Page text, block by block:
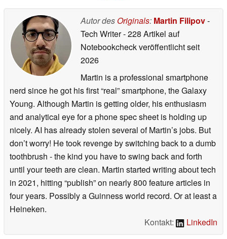
Autor des Originals: Martin Filipov-
Tech Writer- 228 Artikel auf
Notebookcheck veröffentlichtseit
2026
Martin is a professional smartphone
nerd since he got his first “real” smartphone, the Galaxy
Young. Although Martin is getting older, his enthusiasm
and analytical eye for a phone spec sheet is holding up
nicely. AI has already stolen several of Martin’s jobs. But
don’t worry! He took revenge by switching back to a dumb
toothbrush - the kind you have to swing back and forth
until your teeth are clean. Martin started writing about tech
in 2021, hitting “publish” on nearly 800 feature articles in
four years. Possibly a Guinness world record. Or at least a
Heineken.
Kontakt:
LinkedIn